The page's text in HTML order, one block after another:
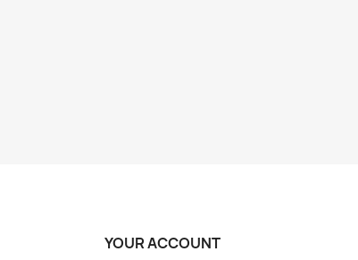
YOUR ACCOUNT